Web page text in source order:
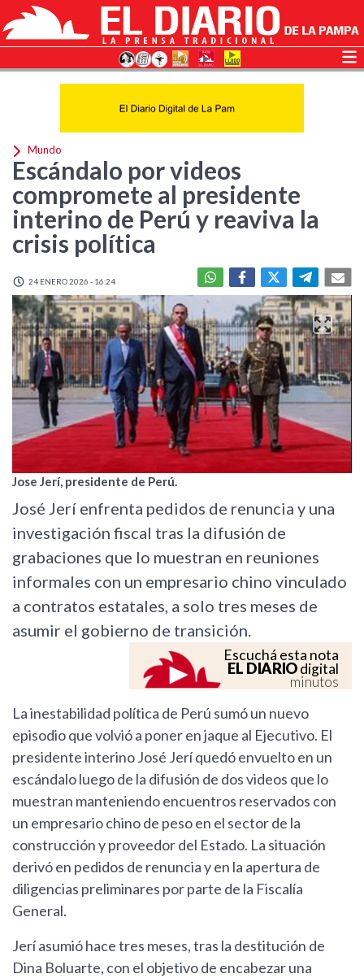
Mundo
Escándalo por videos
compromete al presidente
interino de Perú y reaviva la
crisis política
24 ENERO 2026 - 16:24
Jose Jerí, presidente de Perú.
José Jerí enfrenta pedidos de renuncia y una
investigación fiscal tras la difusión de
grabaciones que lo muestran en reuniones
informales con un empresario chino vinculado
a contratos estatales, a solo tres meses de
asumir el gobierno de transición.
Escuchá esta nota
EL DIARIOdigital
minutos
La inestabilidad política de Perú sumó un nuevo
episodio que volvió a poner en jaque al Ejecutivo. El
presidente interino José Jerí quedó envuelto en un
escándalo luego de la difusión de dos videos que lo
muestran manteniendo encuentros reservados con
un empresario chino de peso en el sector de la
construcción y proveedor del Estado. La situación
derivó en pedidos de renuncia y en la apertura de
diligencias preliminares por parte de la Fiscalía
General.
Jerí asumió hace tres meses, tras la destitución de
Dina Boluarte, con el objetivo de encabezar una